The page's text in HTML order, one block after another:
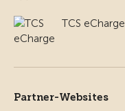
TCS eCharge
Partner-Websites